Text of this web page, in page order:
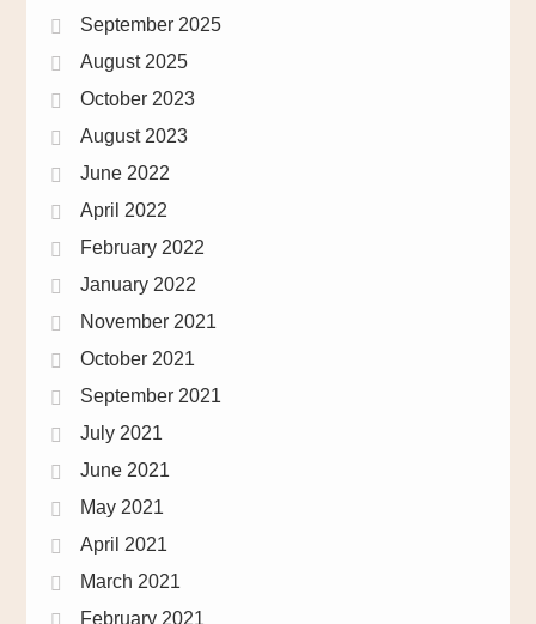
September 2025
August 2025
October 2023
August 2023
June 2022
April 2022
February 2022
January 2022
November 2021
October 2021
September 2021
July 2021
June 2021
May 2021
April 2021
March 2021
February 2021